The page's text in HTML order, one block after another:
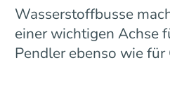
Wasserstoffbusse
einer wichtigen Achse
Pendler ebenso wie für